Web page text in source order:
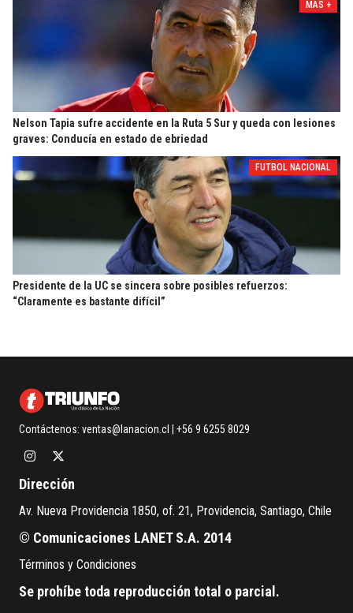
MÁS +
Nelson Tapia sufre accidente en la Ruta 5 Sur y queda con lesiones
graves: Conducía en estado de ebriedad
FUTBOL NACIONAL
Presidente de la UC se sincera sobre posibles refuerzos:
“Claramente es bastante difícil”
Contáctenos: ventas@lanacion.cl | +56 9 6255 8029
Dirección
Av. Nueva Providencia 1850, of. 21, Providencia, Santiago, Chile
© Comunicaciones LANET S.A. 2014
Términos y Condiciones
Se prohíbe toda reproducción total o parcial.